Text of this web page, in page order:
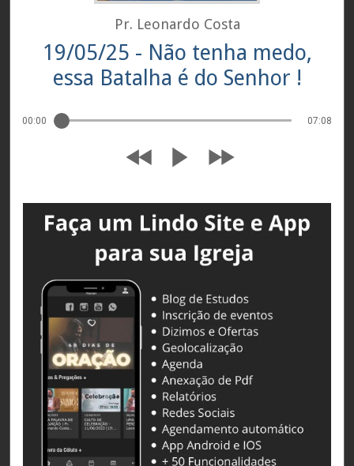
Pr. Leonardo Costa
19/05/25 - Não tenha medo,
essa Batalha é do Senhor !
00:00 07:08